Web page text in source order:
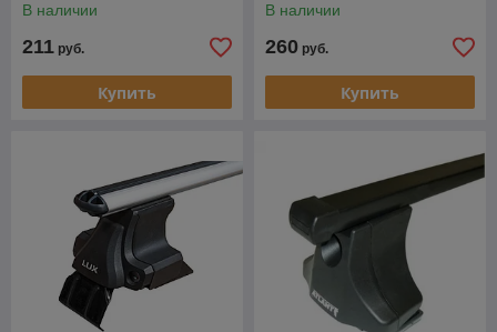
В наличии
211 руб.
Купить
В наличии
260 руб.
Купить